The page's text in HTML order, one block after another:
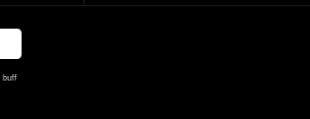
buff